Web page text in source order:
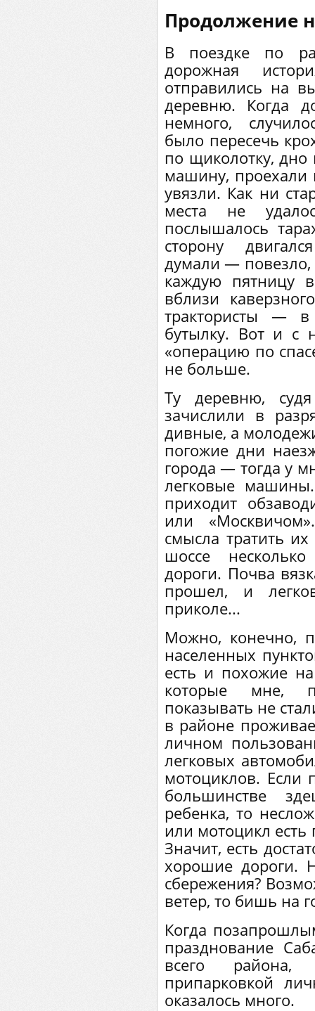
Продолжение
В поездке по
дорожная
отправились на
деревню. Когда
немного,
было пересечь
по щиколотку, дно
машину, проехали
увязли. Как ни
места не
послышалось
сторону
думали — повезло,
каждую пятницу
вблизи
трактористы — в
бутылку. Вот и с
«операцию по
не больше.
Ту деревню,
зачислили в
дивные, а
погожие дни
города — тогда у
легковые
приходит
или
смысла тратить
шоссе
дороги. Почва
прошел, и
приколе...
Можно, конечно,
населенных
есть и похожие
которые мне,
показывать не
в районе
личном
легковых
мотоциклов. Если
большинстве
ребенка, то
или мотоцикл есть
Значит, есть
хорошие дороги.
сбережения?
ветер, то бишь на
Когда
празднование
всего
припарковкой
оказалось много.